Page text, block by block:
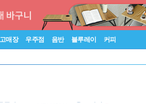
매장 우주점 음반 블루레이 커피